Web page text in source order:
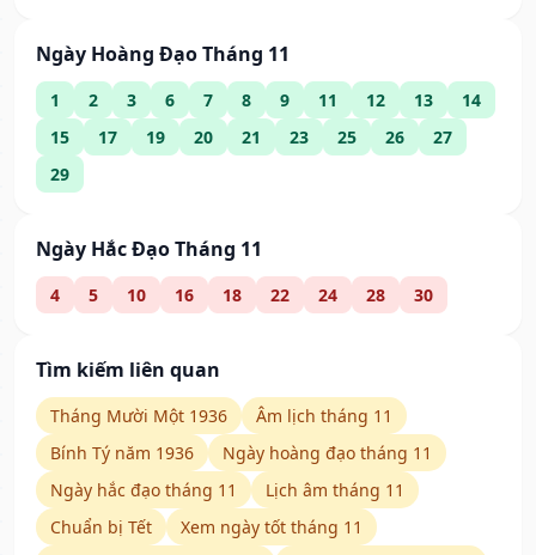
Ngày Hoàng Đạo Tháng 11
1 2 3 6 7 8 9 11 12 13
14
15
17 19 20 21 23 25 26
27
29
Ngày Hắc Đạo Tháng 11
4 5 10 16 18 22 24 28 30
Tìm kiếm liên quan
Tháng Mười Một 1936
Âm lịch tháng 11
Bính Tý năm 1936
Ngày hoàng đạo tháng 11
Ngày hắc đạo tháng 11
Lịch âm tháng 11
Chuẩn bị Tết
Xem ngày tốt tháng 11